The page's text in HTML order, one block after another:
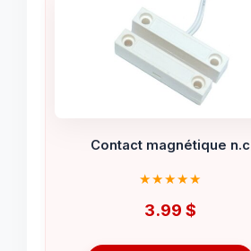
Contact magnétique n.c
3.99 $